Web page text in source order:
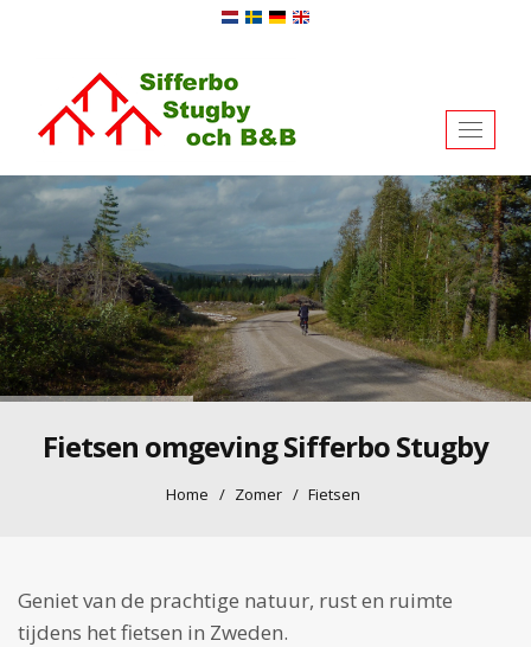
Fietsen omgeving Sifferbo Stugby
Home Zomer Fietsen
Geniet van de prachtige natuur, rust en ruimte
tijdens het fietsen in Zweden.